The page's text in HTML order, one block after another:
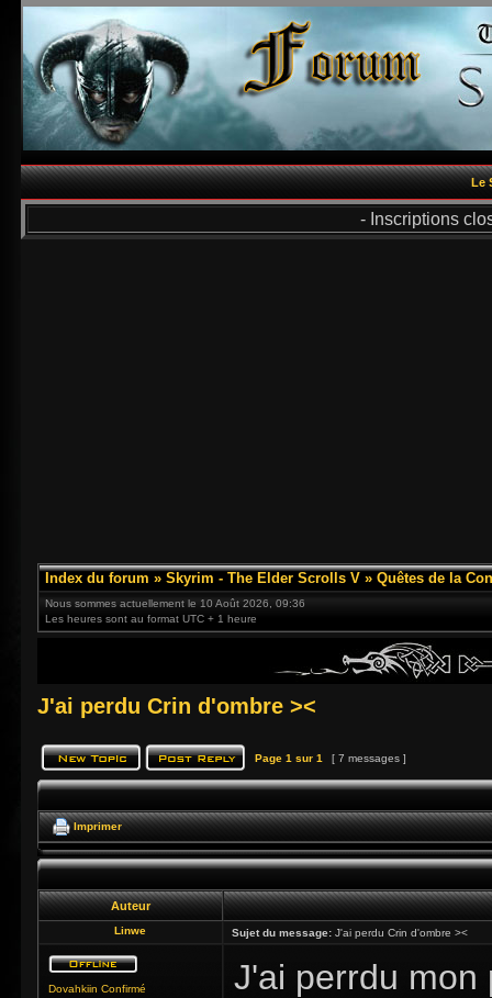
Le
- Inscriptions
Index du forum » Skyrim - The Elder Scrolls V » Quêtes de la
Nous sommes actuellement le 10 Août 2026, 09:36
Les heures sont au format UTC + 1 heure
J'ai perdu Crin d'ombre ><
Page 1 sur 1 [ 7 messages ]
Imprimer
Auteur
Linwe Sujet du message: J'ai perdu Crin d'ombre ><
Dovahkiin Confirmé
J'ai perrdu mon